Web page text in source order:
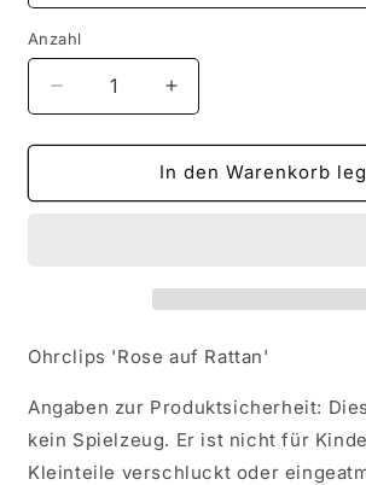
Anzahl
Verringere
die
Menge
Ohrclips
Erhöhe
die
Menge
für
Ohrclips
In den Warenkorb
Ohrclips 'Rose auf Rattan'
Angaben zur Produktsicherheit:
kein Spielzeug. Er ist nicht für
Kleinteile verschluckt oder